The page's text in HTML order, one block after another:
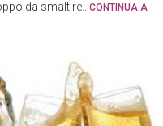
da smaltire.. CONTINUA A